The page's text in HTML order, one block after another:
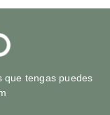
que tengas puedes